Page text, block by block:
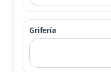
Grifería